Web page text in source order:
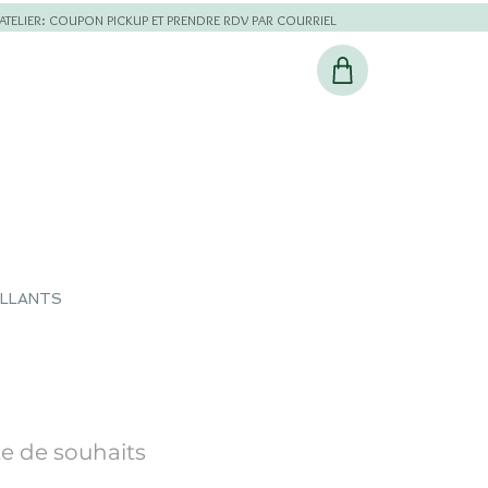
COUPON PICKUP ET PRENDRE RDV PAR COURRIEL
de souhaits